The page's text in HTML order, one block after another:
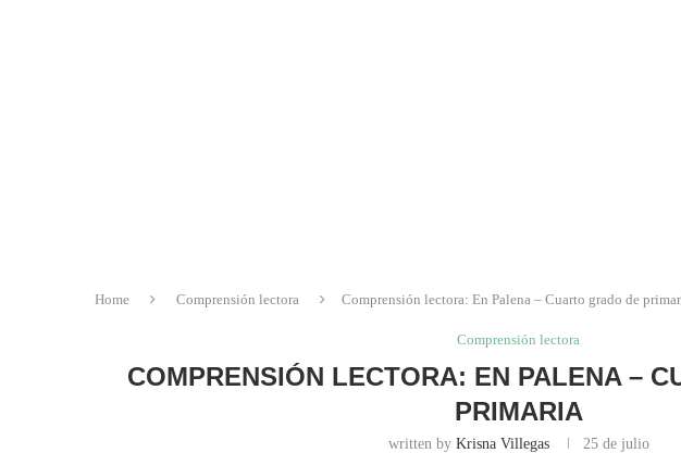
Home Comprensión lectora Comprensión lectora: En Palena – Cuarto grado de
Comprensión lectora
COMPRENSIÓN LECTORA: EN PALENA –
PRIMARIA
written by Krisna Villegas 25 de julio